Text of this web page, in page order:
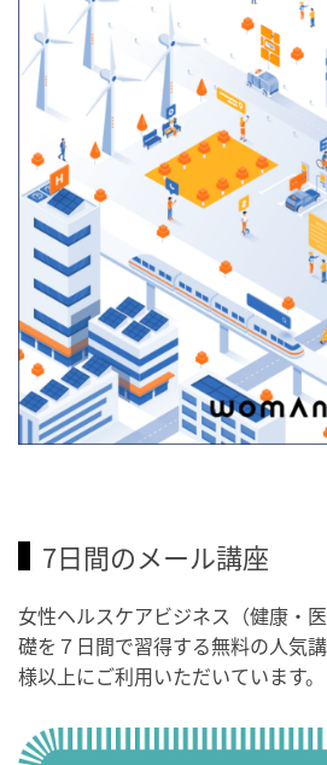
7日間のメール講座
女性ヘルスケアビジネス（健康・
礎を７日間で習得する無料の人気
様以上にご利用いただいています。